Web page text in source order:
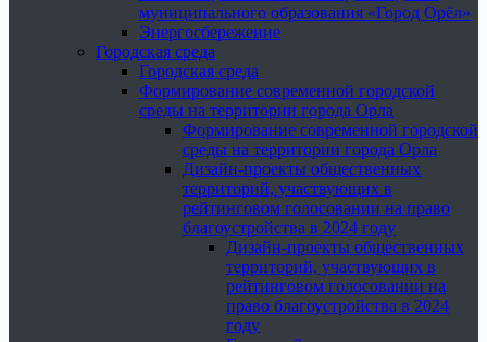
муниципального образования «Город Орёл»
Энергосбережение
Городская среда
Городская среда
Формирование современной городской
среды на территории города Орла
Формирование современной городской
среды на территории города Орла
Дизайн-проекты общественных
территорий, участвующих в
рейтинговом голосовании на право
благоустройства в 2024 году
Дизайн-проекты общественных
территорий, участвующих в
рейтинговом голосовании на
право благоустройства в 2024
году